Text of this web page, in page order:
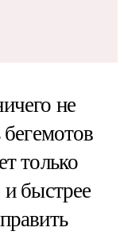
не
бегемотов
только
быстрее